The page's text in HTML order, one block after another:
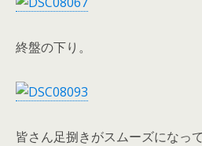
終盤の下り。
皆さん足捌きがスムーズになっ